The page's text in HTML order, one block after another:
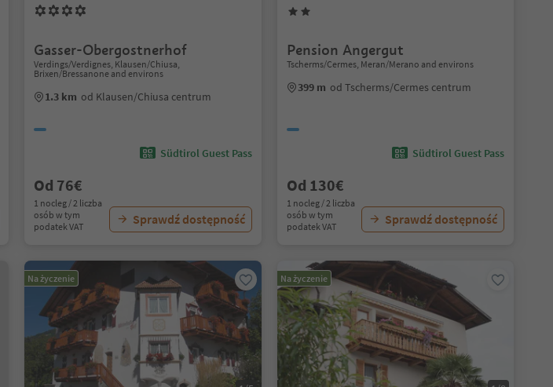
Gasser-Obergostnerhof
Verdings/Verdignes, Klausen/Chiusa,
Brixen/Bressanone and environs
1.3 km od Klausen/Chiusa centrum
Südtirol Guest Pass
Od 76€
1 nocleg / 2 liczba
osób w tym
podatek VAT
Sprawdź dostępność
Pension Angergut
Tscherms/Cermes, Meran/Merano and environs
399 m od Tscherms/Cermes centrum
Südtirol Guest Pass
Od 130€
1 nocleg / 2 liczba
osób w tym
podatek VAT
Sprawdź dostępność
Na życzenie Na życzenie